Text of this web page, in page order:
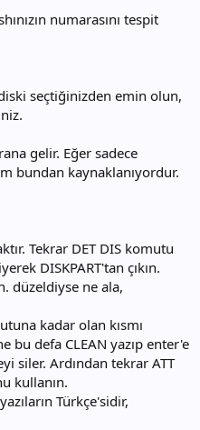
numarasını tespit
seçtiğinizden emin olun,
gelir. Eğer sadece
bundan kaynaklanıyordur.
Tekrar DET DIS komutu
DISKPART'tan çıkın.
düzeldiyse ne ala,
kadar olan kısmı
bu defa CLEAN yazıp enter'e
siler. Ardından tekrar ATT
kullanın.
Türkçe'sidir,